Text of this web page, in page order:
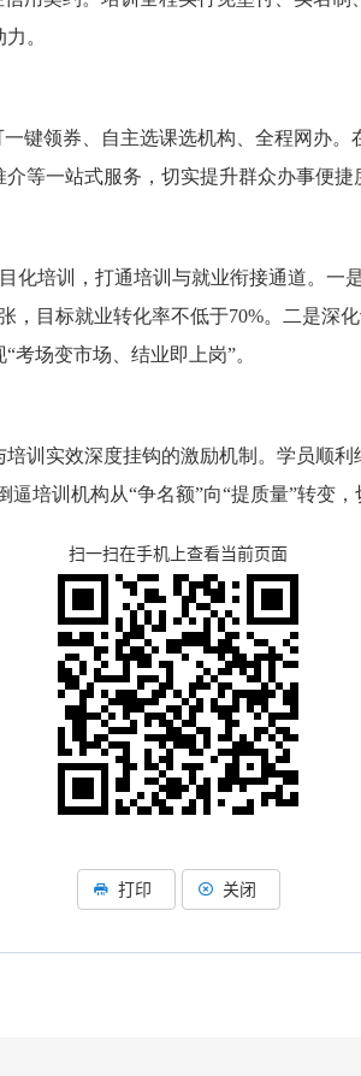
。
键领券、自主选课选机构、全程网办
等一站式服务，切实提升群众办事便捷
化培训，打通培训与就业衔接通道。
，目标就业转化率不低于70%。二是深
场变市场、结业即上岗”。
训实效深度挂钩的激励机制。学员顺利
培训机构从“争名额”向“提质量”转变，
扫一扫在手机上查看当前页面
打印 关闭